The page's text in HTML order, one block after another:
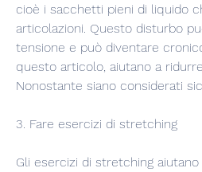
cioè i sacchetti pieni di liquido
articolazioni. Questo disturbo
tensione e può diventare
questo articolo, aiutano a
Nonostante siano considerati
3. Fare esercizi di stretching
Gli esercizi di stretching